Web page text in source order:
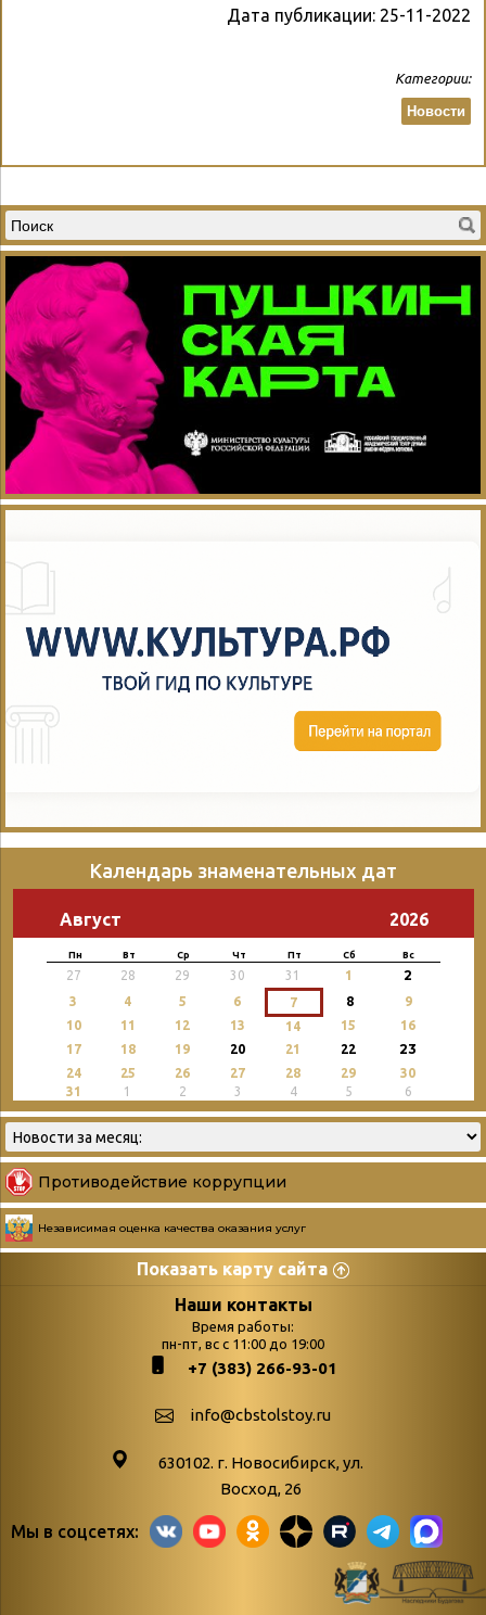
Дата публикации: 25-11-2022
Категории:
Новости
Календарь знаменательных дат
Август 2026
Пн Вт Ср Чт Пт Сб Вс
27 28 29 30 31 1 2
3 4 5 6 7 8
9
10
11 12 13 14 15
16
17
18 19 20 21 22 23
24 25 26 27 28 29
30
31
1 2 3 4 5 6
Противодействие коррупции
Независимая оценка качества оказания услуг
Показать карту сайта
Страницы
podvedenie-itogov-festivalya-
paskhalnaya-palitra
Библионочь – как ярмарка точь-в-
поступлений
Война. Народ.
живые»
«Мне всё
снятся
Наши контакты
Время работы:
пн-пт, вс с 11:00 до 19:00
+7 (383) 266-93-01
info@cbstolstoy.ru
630102. г. Новосибирск, ул.
Восход, 26
Мы в соцсетях: